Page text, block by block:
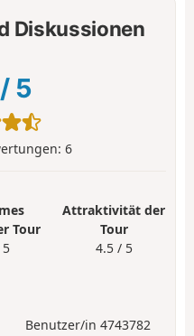
Diskussionen
/ 5
6
Tour
Attraktivität der
Tour
4.5 / 5
Benutzer/in 4743782